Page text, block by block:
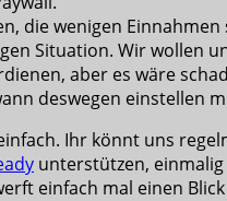
die wenigen Einnahmen
Situation. Wir wollen
aber es wäre
deswegen einstellen
Ihr könnt uns
unterstützen, einmalig
einfach mal einen